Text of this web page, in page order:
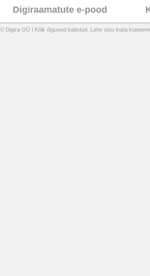
Digiraamatute e-pood
© Digira OÜ | Kõik õigused kaitstud. Lehe sisu loata